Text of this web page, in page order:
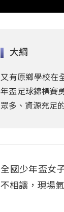
大綱
又有原鄉學校在
年盃足球錦標賽
眾多、資源充足
全國少年盃女
不相讓，現場